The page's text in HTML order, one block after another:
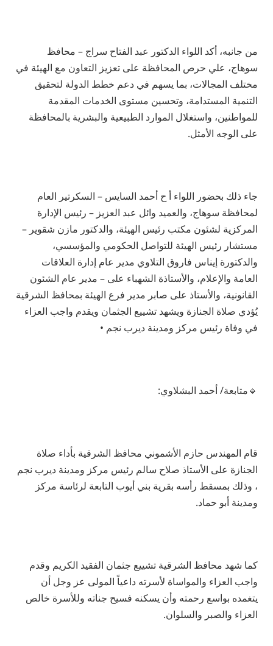
من جانبه، أكد اللواء الدكتور عبد الفتاح سراج – محافظ
سوهاج، علي حرص المحافظة على تعزيز التعاون مع الهيئة في
مختلف المجالات، بما يسهم في دعم خطط الدولة لتحقيق
التنمية المستدامة، وتحسين مستوى الخدمات المقدمة
للمواطنين، واستغلال الموارد الطبيعية والبشرية بالمحافظة
على الوجه الأمثل.
جاء ذلك بحضور اللواء أ ح أحمد السايس – السكرتير العام
لمحافظة سوهاج، والعميد وائل عبد العزيز – رئيس الإدارة
المركزية لشئون مكتب رئيس الهيئة، والدكتور مازن شقوير –
مستشار رئيس الهيئة للتواصل الحكومي والمؤسسي،
والدكتورة إيناس فاروق التلاوي مدير عام إدارة العلاقات
العامة والإعلام، والأستاذة الشهباء على – مدير عام الشئون
القانونية، والأستاذ على صابر مدير فرع الهيئة بمحافظ الشرقية
يُؤدي صلاة الجنازة ويشهد تشييع الجثمان ويقدم واجب العزاء
في وفاة رئيس مركز ومدينة ديرب نجم •
🔹متابعة/ أحمد البشلاوي:
قام المهندس حازم الأشموني محافظ الشرقية بأداء صلاة
الجنازة على الأستاذ صلاح سالم رئيس مركز ومدينة ديرب نجم
، وذلك بمسقط رأسه بقرية بني أيوب التابعة لرئاسة مركز
ومدينة أبو حماد.
كما شهد محافظ الشرقية تشييع جثمان الفقيد الكريم وقدم
واجب العزاء والمواساة لأسرته داعياً المولى عز وجل أن
يتغمده بواسع رحمته وأن يسكنه فسيح جناته وللأسرة خالص
العزاء والصبر والسلوان.